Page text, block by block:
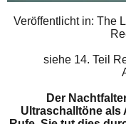
Veröffentlicht in: The
siehe 14. Teil
Der
Ultraschalltöne als